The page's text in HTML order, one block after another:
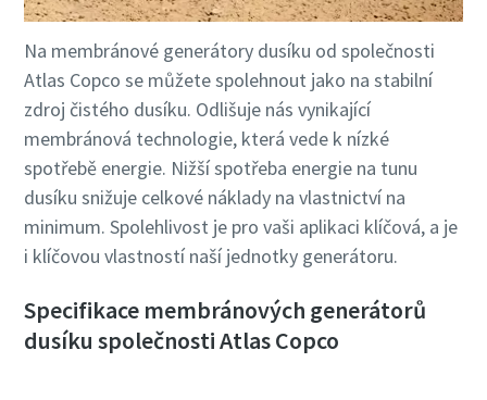
Na membránové generátory dusíku od společnosti
Atlas Copco se můžete spolehnout jako na stabilní
zdroj čistého dusíku. Odlišuje nás vynikající
membránová technologie, která vede k nízké
spotřebě energie. Nižší spotřeba energie na tunu
dusíku snižuje celkové náklady na vlastnictví na
minimum. Spolehlivost je pro vaši aplikaci klíčová, a je
i klíčovou vlastností naší jednotky generátoru.
Specifikace membránových generátorů
dusíku společnosti Atlas Copco